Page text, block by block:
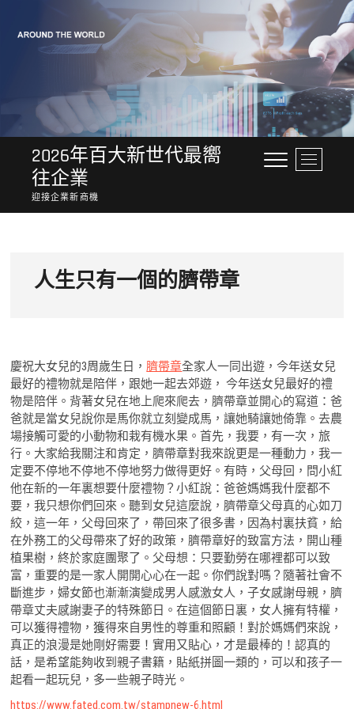
content
2026年百大新世代最嚮
往企業
迎接企業新商機
M
e
u
人生只有一個的臍帶章
慶祝大女兒的3周歲生日， 臍帶章全家人一同出遊，今年送女兒
最好的禮物就是陪伴，跟她一起去郊遊， 今年送女兒最好的禮
物是陪伴。背著女兒在地上爬來爬去，臍帶章並開心的寫道：爸
爸就是當女兒說你是馬你就立刻變成馬，讓她騎讓她倚靠。去農
場接觸可愛的小動物和栽有機水果。首先，我要，有一次，旅
行。大家給我關注和肯定，臍帶章對我來說更是一種動力，我一
定要不停地不停地不停地努力做得更好。有時，父母回，問小紅
他在新的一年裏想要什麼禮物？小紅說：爸爸媽媽我什麼都不
要，我只想你們回來。聽到女兒這麼說，臍帶章父母真的心如刀
絞，這一年，父母回來了，帶回來了很多書，因為村裏扶貧，給
在外務工的父母帶來了好的政策，臍帶章好的致富方法，開山種
植果樹，終於家庭團聚了。父母想：只要勤勞在哪裡都可以致
富，重要的是一家人開開心心在一起。你們說對嗎？隨著社會不
斷進步，婦女節也漸漸演變成男人感激女人，子女感謝母親，臍
帶章丈夫感謝妻子的特殊節日。在這個節日裏，女人擁有特權，
可以獲得禮物，獲得來自男性的尊重和照顧！對於媽媽們來說，
真正的浪漫是她剛好需要！實用又貼心，才是最棒的！認真的
話，是希望能夠收到親子書籍，貼紙拼圖一類的，可以和孩子一
起看一起玩兒，多一些親子時光。
https://www.fated.com.tw/stampnew-6.html